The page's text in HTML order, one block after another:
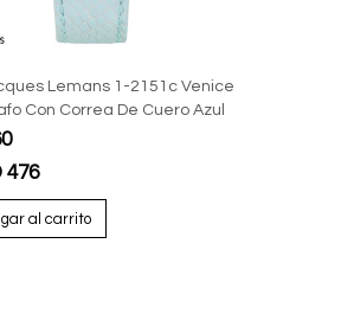
Lemans 1-2151c Venice
Con Correa De Cuero Azul
476